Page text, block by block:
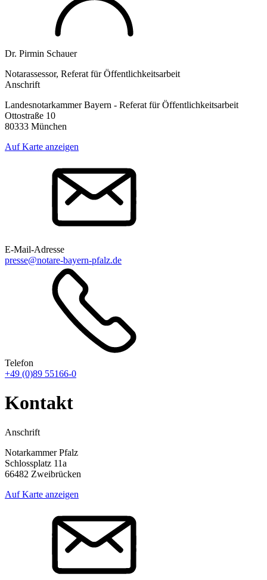
Dr. Pirmin Schauer
Notarassessor, Referat für Öffentlichkeitsarbeit
Anschrift
Landesnotarkammer Bayern - Referat für Öffentlichkeitsarbeit
Ottostraße 10
80333 München
Auf Karte anzeigen
E-Mail-Adresse
presse@notare-bayern-pfalz.de
Telefon
+49 (0)89 55166-0
Kontakt
Anschrift
Notarkammer Pfalz
Schlossplatz 11a
66482 Zweibrücken
Auf Karte anzeigen